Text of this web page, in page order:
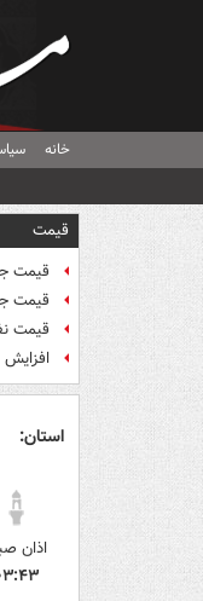
خانه
قیمت
قیمت
قیمت
قیمت نفت
استان:
اذان